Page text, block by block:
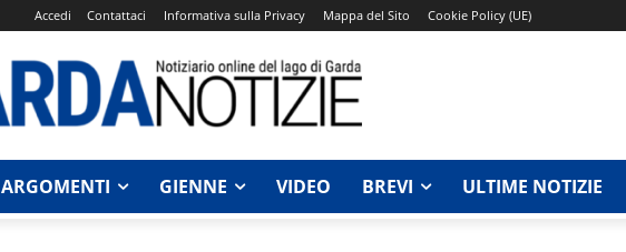
Accedi Contattaci Informativa sulla Privacy Mappa del Sito Cookie Policy (UE)
ARGOMENTI GIENNE VIDEO BREVI ULTIME NOTIZIE